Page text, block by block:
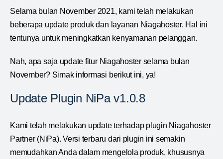
Selama bulan November 2021, kami telah melakukan
beberapa update produk dan layanan Niagahoster. Hal ini
tentunya untuk meningkatkan kenyamanan pelanggan.
Nah, apa saja update fitur Niagahoster selama bulan
November? Simak informasi berikut ini, ya!
Update Plugin NiPa v1.0.8
Kami telah melakukan update terhadap plugin Niagahoster
Partner (NiPa). Versi terbaru dari plugin ini semakin
memudahkan Anda dalam mengelola produk, khususnya